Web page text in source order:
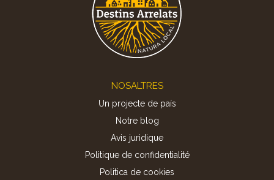
NOSALTRES
Un projecte de país
Notre blog
Avis juridique
Politique de confidentialité
Politica de cookies